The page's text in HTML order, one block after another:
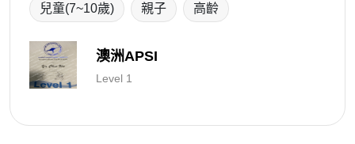
兒童(7~10歲) 親子 高齡
澳洲APSI
Level 1